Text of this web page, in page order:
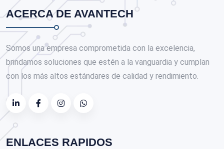
ACERCA DE AVANTECH
Somos una empresa comprometida con la excelencia,
brindamos soluciones que estén a la vanguardia y cumplan
con los más altos estándares de calidad y rendimiento.
ENLACES RAPIDOS